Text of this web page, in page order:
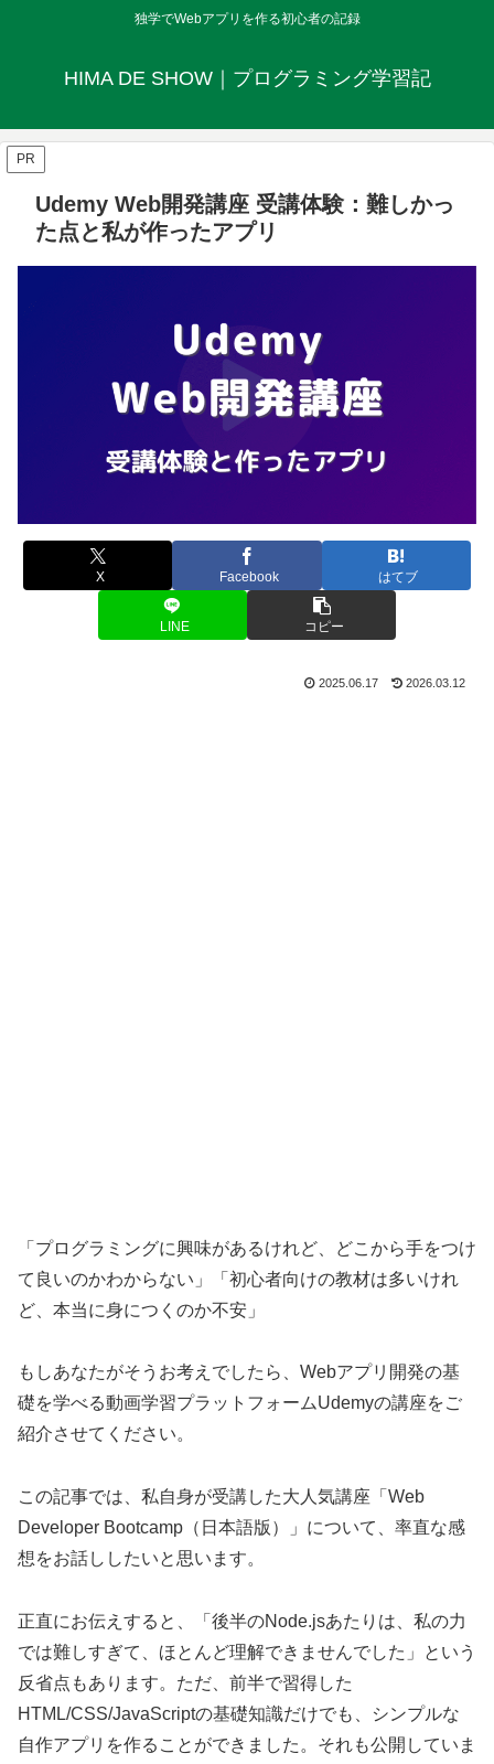
独学でWebアプリを作る初心者の記録
HIMA DE SHOW｜プログラミング学習記
PR
Udemy Web開発講座 受講体験：難しかっ
た点と私が作ったアプリ
X Facebook はてブ
LINE コピー
2025.06.17 2026.03.12
「プログラミングに興味があるけれど、どこから手をつけ
て良いのかわからない」「初心者向けの教材は多いけれ
ど、本当に身につくのか不安」
もしあなたがそうお考えでしたら、Webアプリ開発の基
礎を学べる動画学習プラットフォームUdemyの講座をご
紹介させてください。
この記事では、私自身が受講した大人気講座「Web
Developer Bootcamp（日本語版）」について、率直な感
想をお話ししたいと思います。
正直にお伝えすると、「後半のNode.jsあたりは、私の力
では難しすぎて、ほとんど理解できませんでした」という
反省点もあります。ただ、前半で習得した
HTML/CSS/JavaScriptの基礎知識だけでも、シンプルな
自作アプリを作ることができました。それも公開していま